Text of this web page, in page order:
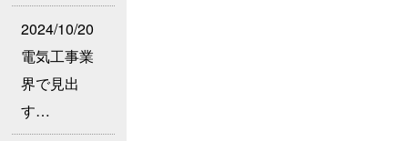
2024/10/20
電気工事業
界で見出
す…